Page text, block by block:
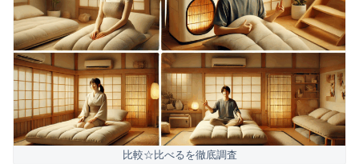
比較☆比べるを徹底調査